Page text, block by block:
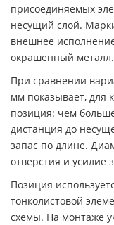
присоединяемых
несущий слой.
внешнее
окрашенный металл.
При сравнении
мм показывает, для
позиция: чем
дистанция до
запас по длине.
отверстия и усилие
Позиция
тонколистовой
схемы. На монтаже